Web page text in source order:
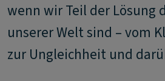
wenn wir Teil der Lösung
unserer Welt sind – vom
zur Ungleichheit und